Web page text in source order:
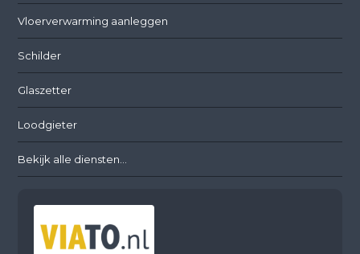
Vloerverwarming aanleggen
Schilder
Glaszetter
Loodgieter
Bekijk alle diensten...